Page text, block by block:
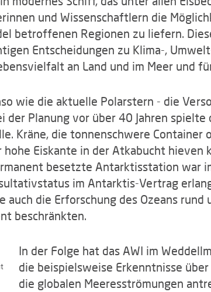
und Wissenschaftlern die
betroffenen Regionen zu liefern.
Entscheidungen zu Klima-,
an Land und im Meer und
wie die aktuelle Polarstern - die
Planung vor über 40 Jahren spielte
Kräne, die tonnenschwere Container
Eiskante in der Atkabucht hieven
besetzte Antarktisstation war
im Antarktis-Vertrag
die Erforschung des Ozeans
beschränkten.
In der Folge hat das AWI im
die beispielsweise Erkenntnisse
die globalen Meeresströmungen